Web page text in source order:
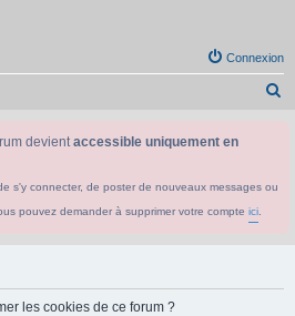
Connexion
devientaccessible uniquement en
s'y connecter, de poster de nouveaux messages ou
pouvez demander à supprimer votre compte ici
les cookies de ce forum ?